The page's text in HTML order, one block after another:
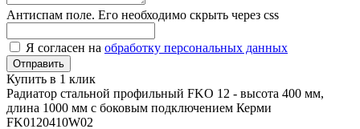
Антиспам поле. Его необходимо скрыть через css
Я согласен на обработку персональных данных
Купить в 1 клик
Радиатор стальной профильный FKO 12 - высота 400 мм,
длина 1000 мм с боковым подключением Керми
FK0120410W02